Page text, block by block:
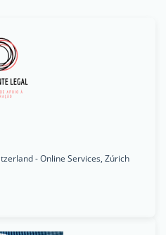
- Online Services, Zúrich